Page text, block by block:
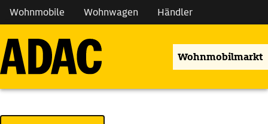
Wohnmobile Wohnwagen Händler
Wohnmobilmarkt